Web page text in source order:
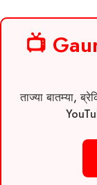
📺
ताज्या बातम्या,